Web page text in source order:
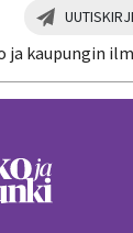
ja kaupungin